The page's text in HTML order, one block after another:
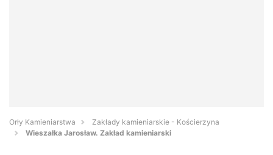
Orły Kamieniarstwa
Zakłady kamieniarskie - Kościerzyna
Wieszałka Jarosław. Zakład kamieniarski